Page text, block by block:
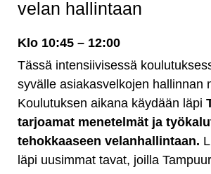
velan hallintaan
Klo 10:45 – 12:00
Tässä intensiivisessä
syvälle asiakasvelkojen hallinnan
Koulutuksen aikana käydään läpi
tarjoamat menetelmät ja
tehokkaaseen velanhallintaan.
läpi uusimmat tavat, joilla